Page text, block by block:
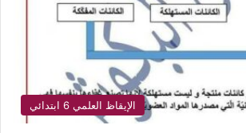
الإيقاظ العلمي 6 ابتدائي